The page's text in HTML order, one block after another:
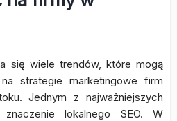
się wiele trendów, które mogą
strategie marketingowe firm
Jednym z najważniejszych
lokalnego SEO. W